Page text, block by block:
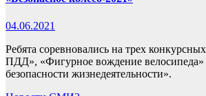
04.06.2021
Ребята соревновались на трех
ПДД», «Фигурное вождение
безопасности жизнедеятельности».